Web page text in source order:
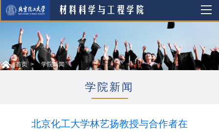
首页 学院新闻
学院新闻
北京化工大学林艺扬教授与合作者在